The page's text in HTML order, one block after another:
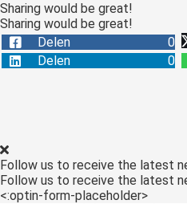
Sharing would be great!
Sharing would be great!
Delen
0
Delen
0
Follow us to receive the latest
Follow us to receive the latest
<:optin-form-placeholder>